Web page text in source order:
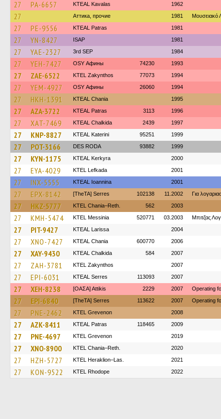
27 PA-6657 KTEAL Kavalas 1962
27 Аттика, прочие 1981 Μουσειακό
27 PE-9556 KTEAL Patras 1981
27 YN-8427 ISAP 1981
27 YAE-2327 3rd SEP 1984
27 YEH-7427 OSY Афины 74230 1993
27 ZAE-6522 KTEL Zakynthos 77073 1994
27 YEM-4927 OSY Афины 26060 1994
27 HKH-1391 KTEAL Chania 1995
27 AZA-3722 KTEAL Patras 3113 1996
27 XAT-7469 KTEAL Chalkida 2439 1997
27 KNP-8827 KTEAL Katerini 95251 1999
27 POT-3166 DES RODA 93882 1999
27 KYN-1175 KTEAL Kerkyra 2000
27 EYA-4029 KTEL Lefkada 2001
27 INX-5555 KTEAL Ioannina 2001
27 EPX-8142 [TheTA] Serres 102138 11.2002 Για
27 HKZ-5777 KTEL Chania–Reth. 562 2003
27 KMH-5474 KTEL Messinia 520771 03.2003 Μπιτζας
27 PIT-9427 KTEAL Larissa 2004
27 XNO-7427 KTEAL Chania 600770 2006
27 XAY-9430 KTEAL Chalkida 584 2007
27 ZAH-3781 KTEL Zakynthos 2007
27 EPI-6031 KTEAL Serres 113093 2007
27 XEH-8238 [ΟΑΣΑ] Αttikis 2229 2007 Operating
27 EPI-6840 [TheTA] Serres 113622 2007 Operating
27 PNE-2462 ΚΤΕL Grevenon 2008
27 AZK-8411 KTEAL Patras 118465 2009
27 PNE-4697 ΚΤΕL Grevenon 2019
27 XNO-8900 KTEL Chania–Reth. 2020
27 HZH-5727 KTEL Heraklion–Las. 2021
27 KON-9522 KTEL Rhodope 2022